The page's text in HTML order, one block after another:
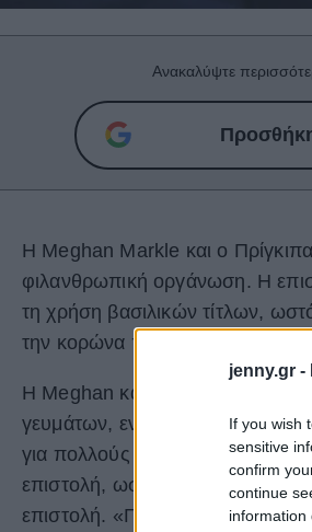
jenny.gr -
If you wish
sensitive
confirm
continue
information
Ανακαλύψτε
Η Meghan Markle και ο
φιλανθρωπική οργάνωση. Η
τη χρήση βασιλικών τίτλων,
την κορώνα πάνω από τα
Η Meghan και ο Harry
γευμάτων, ενώ αναφέρθηκαν
για πολλούς ανθρώπους σε όλο
επιστολή, ωστόσο, υπήρχαν και
επιστολή. «Γιατί υπάρχει